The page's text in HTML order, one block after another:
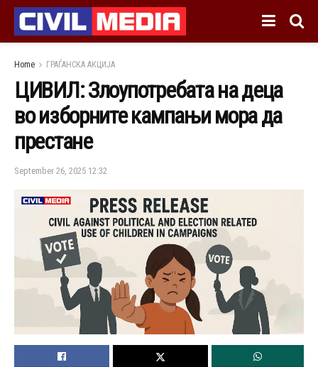
Home ГРАЃАНСКА АКЦИЈА
ЦИВИЛ: Злоупотребата на деца
во изборните кампањи мора да
престане
September 26, 2025 12:32